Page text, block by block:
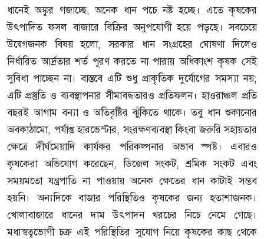
ধানেই অঙ্কুর গজাচ্ছে, অনেক ধান পচে নষ্ট হচ্ছে। এতে কৃষকের
উৎপাদিত ফসল বাজারে বিক্রির অনুপযোগী হয়ে পড়ছে। সবচেয়ে
উদ্বেগজনক বিষয় হলো, সরকার ধান সংগ্রহের ঘোষণা দিলেও
নির্ধারিত আর্দ্রতার শর্ত পূরণ করতে না পারায় অধিকাংশ কৃষক সেই
সুবিধা পাচ্ছেন না। বাস্তবে এটি শুধু প্রাকৃতিক দুর্যোগের সমস্যা নয়;
এটি প্রস্তুতি ও ব্যবস্থাপনার সীমাবদ্ধতারও প্রতিফলন। হাওরাঞ্চল প্রতি
বছরই আগাম বন্যা ও অতিবৃষ্টির ঝুঁকিতে থাকে। তবু ধান শুকানোর
অবকাঠামো, পর্যাপ্ত হারভেস্টার, সংরক্ষণব্যবস্থা কিংবা জরুরি সহায়তার
ক্ষেত্রে দীর্ঘমেয়াদি কার্যকর পরিকল্পনার অভাব স্পষ্ট। এবারও
কৃষকেরা অভিযোগ করেছেন, ডিজেল সংকট, শ্রমিক সংকট এবং
সময়মতো যন্ত্রপাতি না পাওয়ায় অনেক ক্ষেতের ধান কাটাই সম্ভব
হয়নি। অন্যদিকে বাজার পরিস্থিতিও কৃষকের জন্য হতাশাজনক।
খোলাবাজারে ধানের দাম উৎপাদন খরচের নিচে নেমে গেছে।
মধ্যস্বত্বভোগী চক্র এই পরিস্থিতির সুযোগ নিয়ে কৃষকের কাছ থেকে